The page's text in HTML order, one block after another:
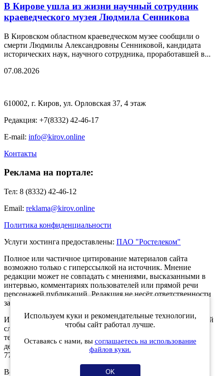
В Кирове ушла из жизни научный сотрудник
краеведческого музея Людмила Сенникова
В Кировском областном краеведческом музее сообщили о
смерти Людмилы Александровны Сенниковой, кандидата
исторических наук, научного сотрудника, проработавшей в...
07.08.2026
610002, г. Киров, ул. Орловская 37, 4 этаж
Редакция: +7(8332) 42-46-17
E-mail: info@kirov.online
Контакты
Реклама на портале:
Тел: 8 (8332) 42-46-12
Email: reklama@kirov.online
Политика конфиденциальности
Услуги хостинга предоставлены: ПАО "Ростелеком"
Полное или частичное цитирование материалов сайта
возможно только с гиперссылкой на источник. Мнение
редакции может не совпадать с мнениями, высказанными в
интервью, комментариях пользователей или прямой речи
персонажей публикаций. Редакция не несёт ответственности
за текст комментариев читателей.
Интернет-портал Kirov.online зарегистрирован в Федеральной
службе по надзору в сфере связи, информационных
технологий и массовых коммуникаций (Роскомнадзор) 5
декабря 2019 года. Регистрационный номер ЭЛ № ФС 77 -
77189.
Возрастное ограничение 12+
Используем куки и рекомендательные технологии,
чтобы сайт работал лучше.
Оставаясь с нами, вы соглашаетесь на использование
файлов куки.
OK